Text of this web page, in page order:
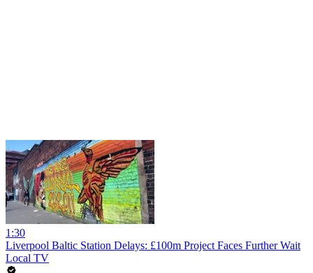
1:30
Liverpool Baltic Station Delays: £100m Project Faces Further Wait
Local TV